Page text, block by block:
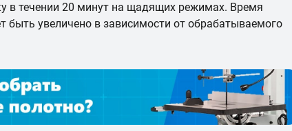
в течении 20 минут на щадящих режимах. Время
быть увеличено в зависимости от обрабатываемого